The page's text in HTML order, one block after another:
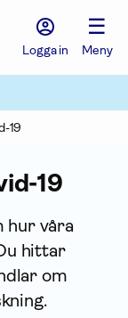
Logga in
☰
Meny
19
19
hur våra
hittar
om